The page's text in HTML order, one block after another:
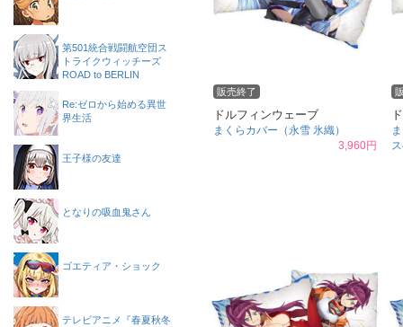
販売終了
ドルフィンウェーブ
まくらカバー（永雪 氷織）
3,960円
第501統合戦闘航空団ス
トライクウィッチーズ
ROAD to BERLIN
Re:ゼロから始める異世
界生活
王子様の友達
となりの吸血鬼さん
ゴエティア・ショック
テレビアニメ『春夏秋冬